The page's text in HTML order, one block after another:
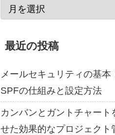
最近の投稿
メールセキュリティの基本
SPFの仕組みと設定方法
カンバンとガントチャート
せた効果的なプロジェクト